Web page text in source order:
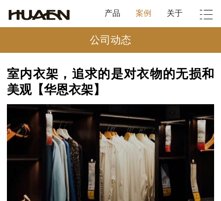
产品 案例 关于
公司动态
室内衣架，追求的是对衣物的无损和
美观【华恩衣架】